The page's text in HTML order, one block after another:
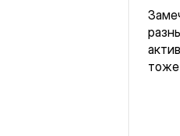
разные залы.
активности